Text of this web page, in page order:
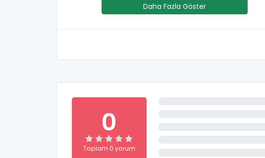
Daha Fazla Göster
0
Toplam 0 yorum